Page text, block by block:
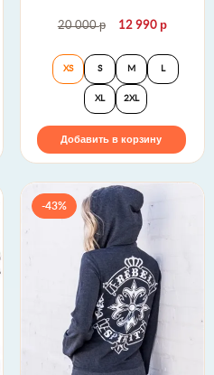
LS Zip Hood Affliction
20 000р 12 990 р
Худи женское
XS S M L
XL 2XL
Добавить в корзину
-43%